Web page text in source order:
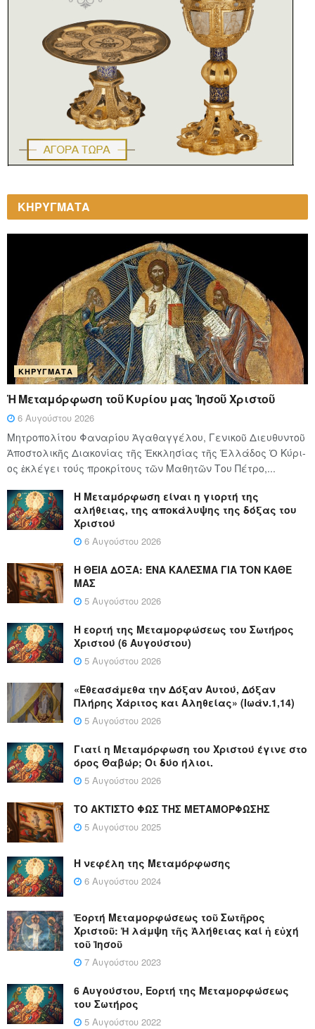
ΚΗΡΥΓΜΑΤΑ
ΚΗΡΎΓΜΑΤΑ
Ἡ Μεταμόρφωση τοῦ Κυρίου μας Ἰησοῦ Χριστοῦ
6 Αυγούστου 2026
Μητροπολίτου Φαναρίου Ἀγαθαγγέλου, Γενικοῦ Διευθυντοῦ
Ἀποστολικῆς Διακονίας τῆς Ἐκκλησίας τῆς Ἑλλάδος Ὁ Κύ­ρι­
ος ἐκλέγει τούς προ­κρί­τους τῶν Μα­θη­τῶν Του Πέ­τρο,...
Η Μεταμόρφωση είναι η γιορτή της
αλήθειας, της αποκάλυψης της δόξας του
Χριστού
6 Αυγούστου 2026
Η ΘΕΙΑ ΔΟΞΑ: ΈΝΑ ΚΑΛΕΣΜΑ ΓΙΑ ΤΟΝ ΚΑΘΕ
ΜΑΣ
5 Αυγούστου 2026
Η εορτή της Μεταμορφώσεως του Σωτήρος
Χριστού (6 Αυγούστου)
5 Αυγούστου 2026
«Εθεασάμεθα την Δόξαν Αυτού, Δόξαν
Πλήρης Χάριτος και Αληθείας» (Ιωάν.1,14)
5 Αυγούστου 2026
Γιατί η Μεταμόρφωση του Χριστού έγινε στο
όρος Θαβώρ; Οι δύο ήλιοι.
5 Αυγούστου 2026
ΤΟ ΑΚΤΙΣΤΟ ΦΩΣ ΤΗΣ ΜΕΤΑΜΟΡΦΩΣΗΣ
5 Αυγούστου 2025
Η νεφέλη της Μεταμόρφωσης
6 Αυγούστου 2024
Ἑορτή Μεταμορφώσεως τοῦ Σωτῆρος
Χριστοῦ: Ἡ λάμψη τῆς Ἀλήθειας καί ἡ εὐχή
τοῦ Ἰησοῦ
7 Αυγούστου 2023
6 Αυγούστου, Εορτή της Μεταμορφώσεως
του Σωτήρος
5 Αυγούστου 2022